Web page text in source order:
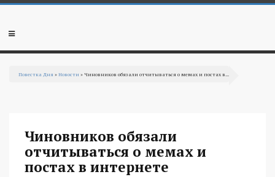
Перейти к основному содержанию
Мобильное
Повестка Дня »Новости » Чиновников обязали отчитываться о мемах и постах в...
Чиновников обязали
отчитываться о мемах и
постах в интернете